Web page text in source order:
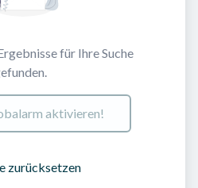
für Ihre Suche
aktivieren!
zurücksetzen